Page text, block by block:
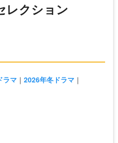
レクション
ラマ
2026年冬ドラマ